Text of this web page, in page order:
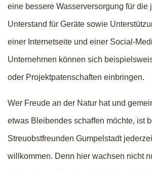
eine bessere Wasserversorgung für die
Unterstand für Geräte sowie
einer Internetseite und einer Social-
Unternehmen können sich
oder Projektpatenschaften einbringen.
Wer Freude an der Natur hat und
etwas Bleibendes schaffen möchte, ist
Streuobstfreunden Gumpelstadt
willkommen. Denn hier wachsen nicht